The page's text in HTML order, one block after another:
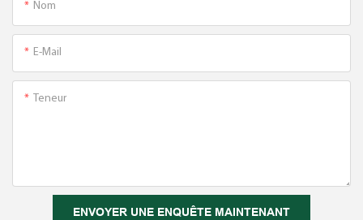
Nom
E-Mail
Teneur
ENVOYER UNE ENQUÊTE MAINTENANT